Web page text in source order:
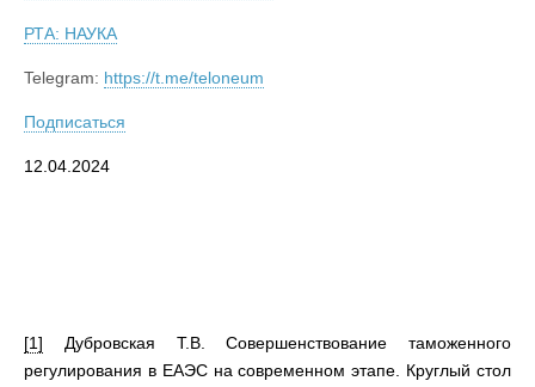
РТА: НАУКА
Telegram: https://t.me/teloneum
Подписаться
12.04.2024
[1] Дубровская Т.В. Совершенствование таможенного
регулирования в ЕАЭС на современном этапе. Круглый стол